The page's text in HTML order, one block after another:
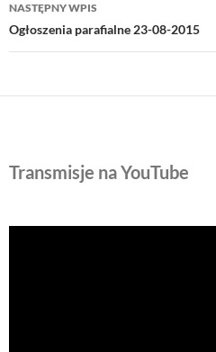
NASTĘPNY WPIS
Ogłoszenia parafialne 23-08-2015
Transmisje na YouTube